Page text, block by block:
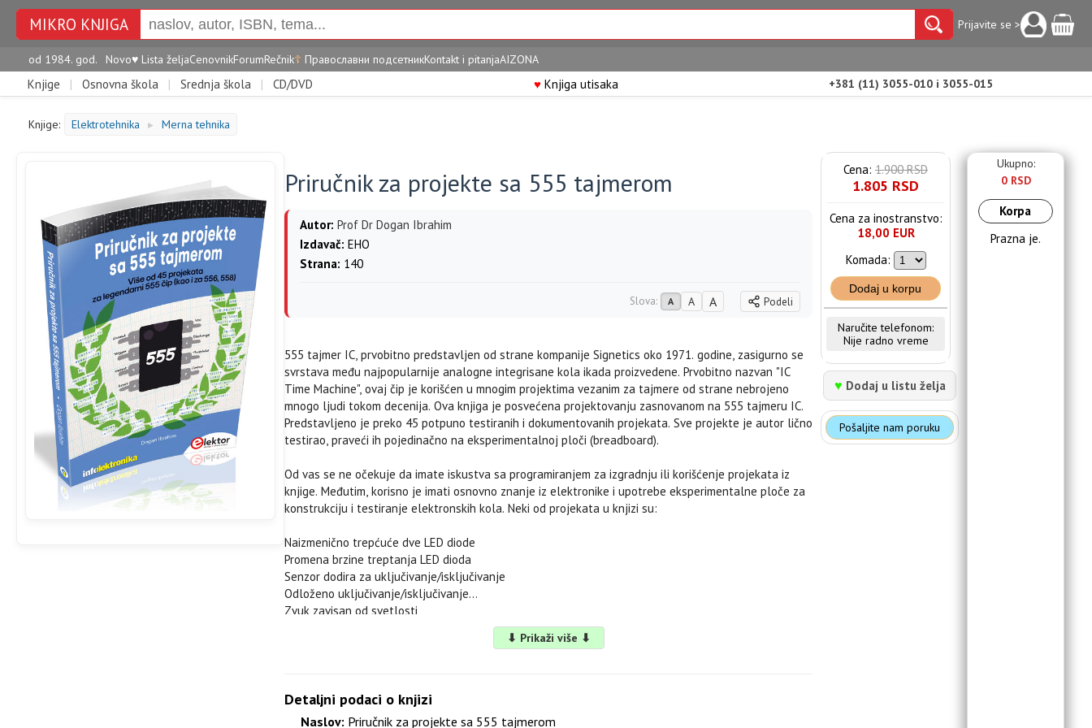
MIKRO KNJIGA Prijavite se >
od 1984. god. Novo♥ Lista željaCenovnikForumRečnik☦ Православни подсетникKontakt i pitanjaAIZONA
Knjige | Osnovna škola | Srednja škola | CD/DVD ♥Knjiga utisaka +381 (11) 3055-010 i 3055-015
Knjige: Elektrotehnika ► Merna tehnika
Priručnik za projekte sa 555 tajmerom
Autor: Prof Dr Dogan Ibrahim
Izdavač: EHO
Strana: 140
Slova: A A A Podeli
555 tajmer IC, prvobitno predstavljen od strane kompanije Signetics oko 1971. godine, zasigurno se
svrstava među najpopularnije analogne integrisane kola ikada proizvedene. Prvobitno nazvan "IC
Time Machine", ovaj čip je korišćen u mnogim projektima vezanim za tajmere od strane nebrojeno
mnogo ljudi tokom decenija. Ova knjiga je posvećena projektovanju zasnovanom na 555 tajmeru IC.
Predstavljeno je preko 45 potpuno testiranih i dokumentovanih projekata. Sve projekte je autor lično
testirao, praveći ih pojedinačno na eksperimentalnoj ploči (breadboard).
Od vas se ne očekuje da imate iskustva sa programiranjem za izgradnju ili korišćenje projekata iz
knjige. Međutim, korisno je imati osnovno znanje iz elektronike i upotrebe eksperimentalne ploče za
konstrukciju i testiranje elektronskih kola. Neki od projekata u knjizi su:
Naizmenično trepćuće dve LED diode
Promena brzine treptanja LED dioda
Senzor dodira za uključivanje/isključivanje
Odloženo uključivanje/isključivanje
Zvuk zavisan od svetlosti
Igra ruleta sa LED diodama
⬇ Prikaži više ⬇
Detaljni podaci o knjizi
Naslov: Priručnik za projekte sa 555 tajmerom
Cena: 1.900 RSD
1.805 RSD
Cena za inostranstvo:
18,00 EUR
Komada:
Dodaj u korpu
Naručite telefonom:
Nije radno vreme
♥ Dodaj u listu želja
Pošaljite nam poruku
Ukupno:
0 RSD
Korpa
Prazna je.